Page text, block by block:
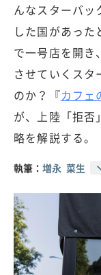
んなスターバッ
した国があっ
で一号店を開き
させていくスタ
のか？『カフェ
が、上陸「拒否
略を解説する。
執筆： 増永 菜生